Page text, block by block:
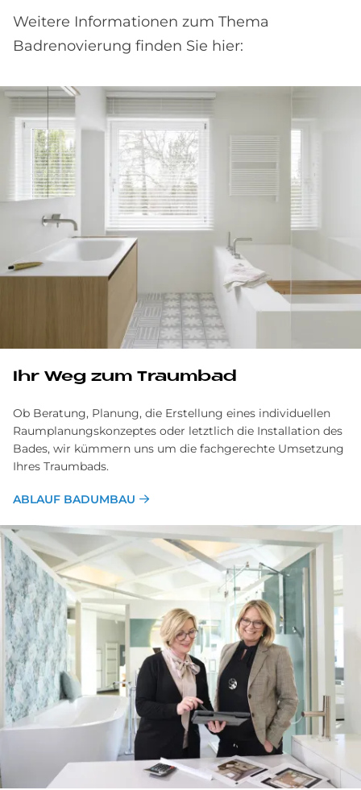
Weitere Informationen zum Thema
Badrenovierung finden Sie hier:
Ihr Weg zum Traumbad
Ob Beratung, Planung, die Erstellung eines individuellen
Raumplanungskonzeptes oder letztlich die Installation des
Bades, wir kümmern uns um die fachgerechte Umsetzung
Ihres Traumbads.
ABLAUF BADUMBAU